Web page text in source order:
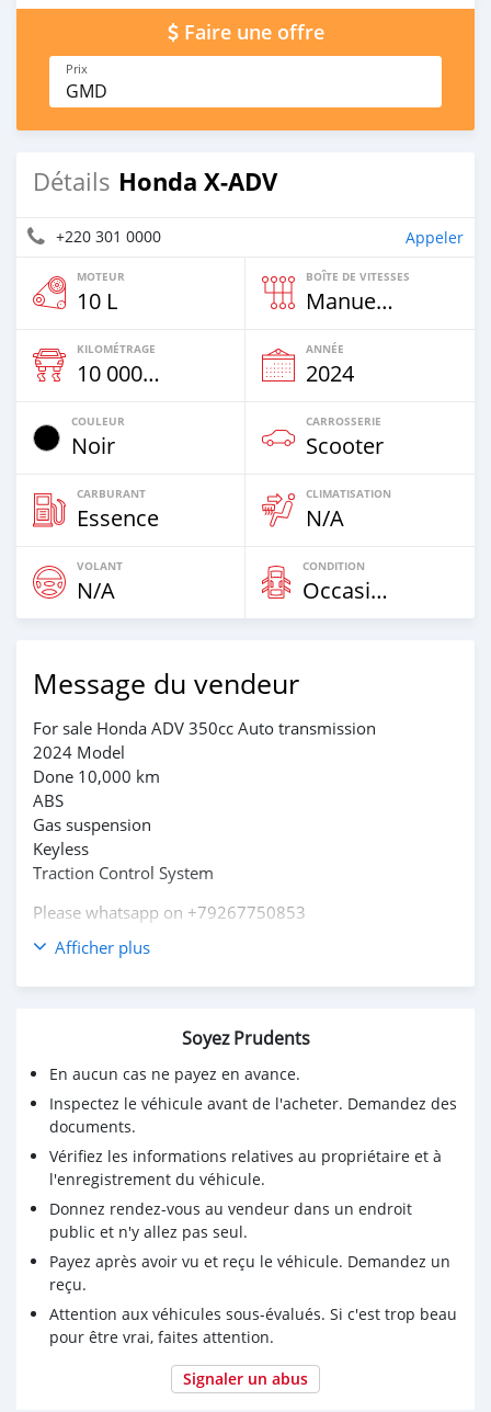
Faire une offre
Prix
GMD
Détails Honda X-ADV
+220 301 0000 Appeler
MOTEUR
10 L
BOÎTE DE VITESSES
Manuelle
KILOMÉTRAGE
10 000 Km
ANNÉE
2024
COULEUR
Noir
CARROSSERIE
Scooter
CARBURANT
Essence
CLIMATISATION
N/A
VOLANT
N/A
CONDITION
Occasion
Message du vendeur
For sale Honda ADV 350cc Auto transmission
2024 Model
Done 10,000 km
ABS
Gas suspension
Keyless
Traction Control System
Please whatsapp on +79267750853
Afficher plus
Soyez Prudents
En aucun cas ne payez en avance.
Inspectez le véhicule avant de l'acheter. Demandez des
documents.
Vérifiez les informations relatives au propriétaire et à
l'enregistrement du véhicule.
Donnez rendez-vous au vendeur dans un endroit
public et n'y allez pas seul.
Payez après avoir vu et reçu le véhicule. Demandez un
reçu.
Attention aux véhicules sous-évalués. Si c'est trop beau
pour être vrai, faites attention.
Signaler un abus